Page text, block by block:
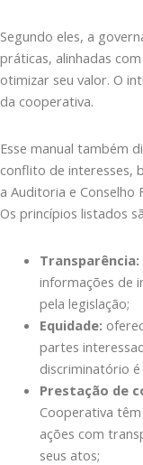
Segundo eles, a
práticas, alinhadas
otimizar seu valor. O
da cooperativa.
Esse manual também
conflito de interesses,
a Auditoria e Conselho
Os princípios listados
Transparência:
informações de
pela legislação;
Equidade:
partes
discriminatório
Prestação de
Cooperativa
ações com
seus atos;